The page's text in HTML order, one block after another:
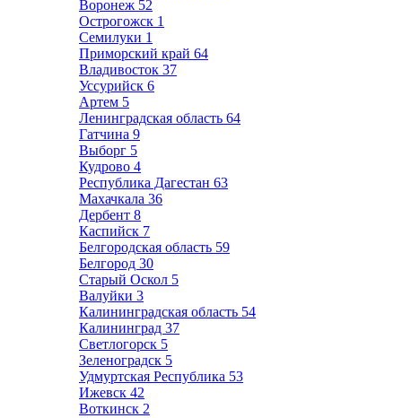
Воронеж 52
Острогожск 1
Семилуки 1
Приморский край 64
Владивосток 37
Уссурийск 6
Артем 5
Ленинградская область 64
Гатчина 9
Выборг 5
Кудрово 4
Республика Дагестан 63
Махачкала 36
Дербент 8
Каспийск 7
Белгородская область 59
Белгород 30
Старый Оскол 5
Валуйки 3
Калининградская область 54
Калининград 37
Светлогорск 5
Зеленоградск 5
Удмуртская Республика 53
Ижевск 42
Воткинск 2